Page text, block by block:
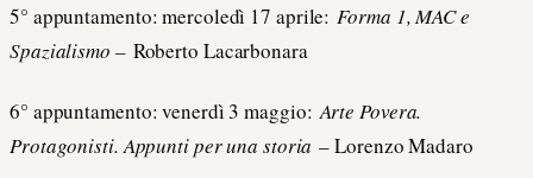
5° appuntamento: mercoledì 17 aprile:Forma 1, MAC e
Spazialismo – Roberto Lacarbonara
6° appuntamento: venerdì 3 maggio:Arte Povera.
Protagonisti. Appunti per una storia– Lorenzo Madaro